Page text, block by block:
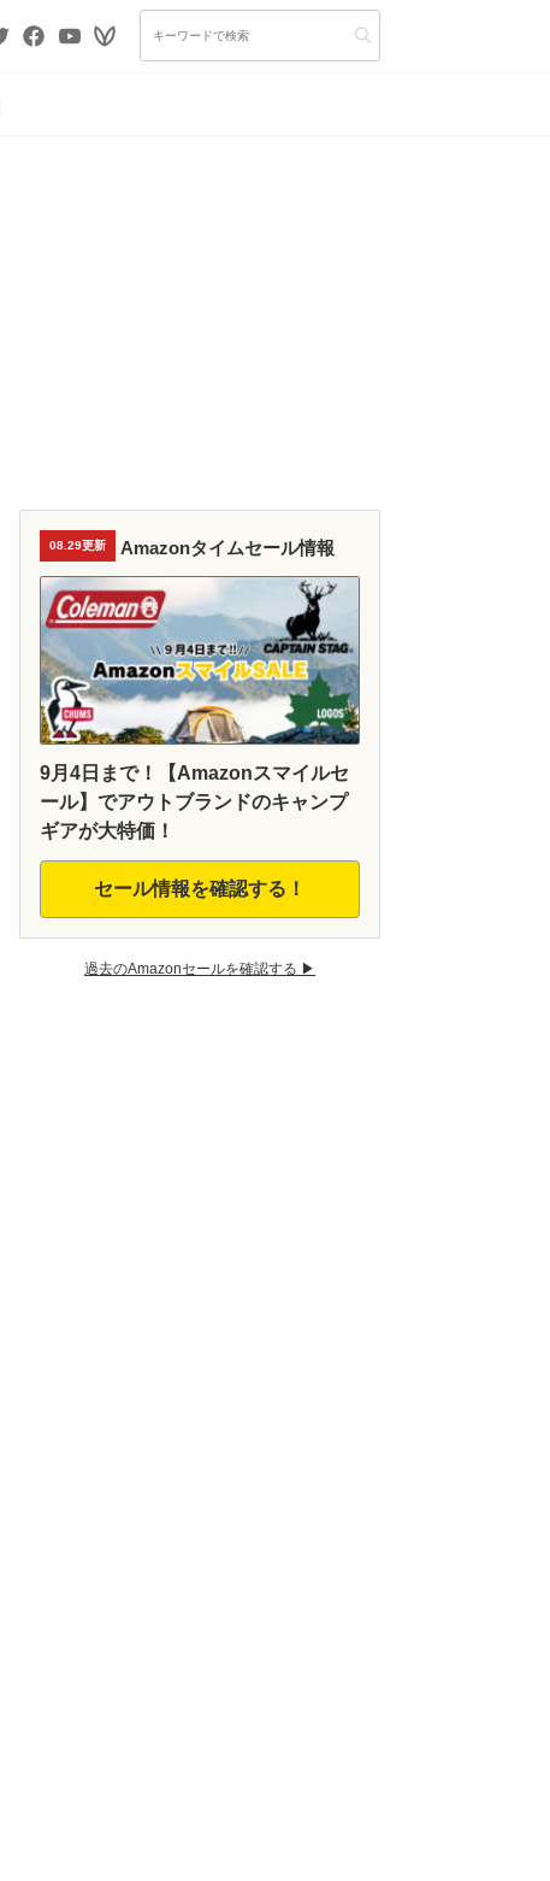
08.29更新 Amazonタイムセール情報
9月4日まで！【Amazonスマイルセ
ール】でアウトブランドのキャンプ
ギアが大特価！
セール情報を確認する！
過去のAmazonセールを確認する ▶︎